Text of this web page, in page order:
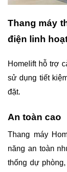
Thang máy
điện linh
Homelift hỗ trợ
sử dụng tiết
đặt.
An toàn cao
Thang máy
năng an toàn
thống dự